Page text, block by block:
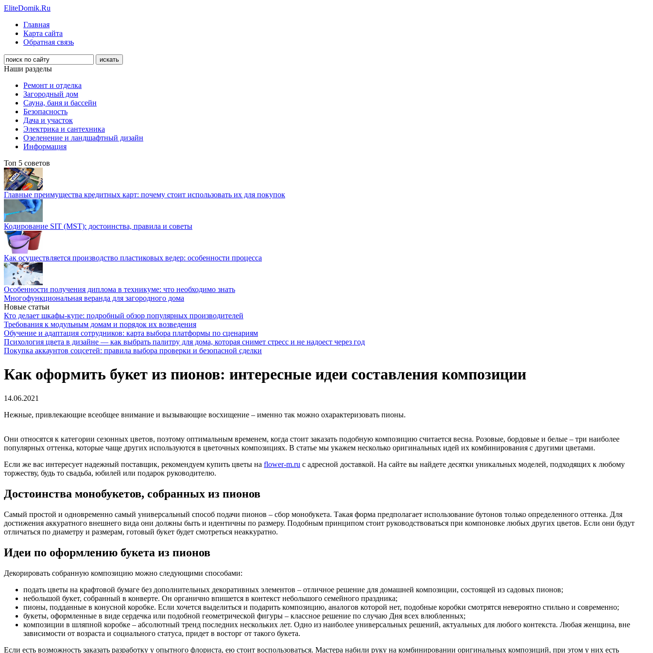
EliteDomik.Ru
Главная
Карта сайта
Обратная связь
Наши разделы
Ремонт и отделка
Загородный дом
Сауна, баня и бассейн
Безопасность
Дача и участок
Электрика и сантехника
Озеленение и ландшафтный дизайн
Информация
Топ 5 советов
Главные преимущества кредитных карт: почему стоит использовать их для покупок
Кодирование SIT (MST): достоинства, правила и советы
Как осуществляется производство пластиковых ведер: особенности процесса
Особенности получения диплома в техникуме: что необходимо знать
Многофункциональная веранда для загородного дома
Новые статьи
Кто делает шкафы-купе: подробный обзор популярных производителей
Требования к модульным домам и порядок их возведения
Обучение и адаптация сотрудников: карта выбора платформы по сценариям
Психология цвета в дизайне — как выбрать палитру для дома, которая снимет стресс и не надоест через год
Покупка аккаунтов соцсетей: правила выбора проверки и безопасной сделки
Как оформить букет из пионов: интересные идеи составления композиции
14.06.2021
Нежные, привлекающие всеобщее внимание и вызывающие восхищение – именно так можно охарактеризовать пионы.
Они относятся к категории сезонных цветов, поэтому оптимальным временем, когда стоит заказать подобную композицию считается весна. Розовые, бордовые и белые – три наиболее
популярных оттенка, которые чаще других используются в цветочных композициях. В статье мы укажем несколько оригинальных идей их комбинирования с другими цветами.
Если же вас интересует надежный поставщик, рекомендуем купить цветы на flower-m.ru с адресной доставкой. На сайте вы найдете десятки уникальных моделей, подходящих к любому
торжеству, будь то свадьба, юбилей или подарок руководителю.
Достоинства монобукетов, собранных из пионов
Самый простой и одновременно самый универсальный способ подачи пионов – сбор монобукета. Такая форма предполагает использование бутонов только определенного оттенка. Для
достижения аккуратного внешнего вида они должны быть и идентичны по размеру. Подобным принципом стоит руководствоваться при компоновке любых других цветов. Если они будут
отличаться по диаметру и размерам, готовый букет будет смотреться неаккуратно.
Идеи по оформлению букета из пионов
Декорировать собранную композицию можно следующими способами:
подать цветы на крафтовой бумаге без дополнительных декоративных элементов – отличное решение для домашней композиции, состоящей из садовых пионов;
небольшой букет, собранный в конверте. Он органично впишется в контекст небольшого семейного праздника;
пионы, подданные в конусной коробке. Если хочется выделиться и подарить композицию, аналогов которой нет, подобные коробки смотрятся невероятно стильно и современно;
букеты, оформленные в виде сердечка или подобной геометрической фигуры – классное решение по случаю Дня всех влюбленных;
композиции в шляпной коробке – абсолютный тренд последних нескольких лет. Одно из наиболее универсальных решений, актуальных для любого контекста. Любая женщина, вне
зависимости от возраста и социального статуса, придет в восторг от такого букета.
Если есть возможность заказать разработку у опытного флориста, ею стоит воспользоваться. Мастера набили руку на комбинировании оригинальных композиций, при этом у них есть